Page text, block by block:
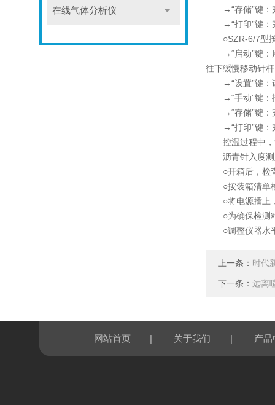
在线气体分析仪
→“存储”键：完
→“打印”键：完
○SZR-6/7型按
→“启动”键：用
往下缓慢移动针
→“设置”键：该
→“手动”键：按
→“存储”键：完
→“打印”键：完
控温过程中，*
沥青针入度测
○开箱后，检查
○按装箱清单检
○将电源插上，
○为确保检测精
○调整仪器水平
上一条： 时代
下一条： 远离
网站首页 | 关于我们 | 产品